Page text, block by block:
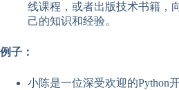
线课程，或者出版技术书籍，
己的知识和经验。
例子：
小陈是一位深受欢迎的Python